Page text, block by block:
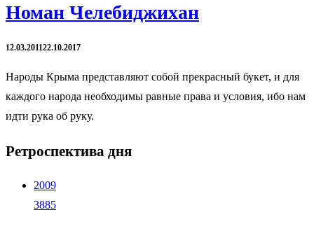
Номан Челебиджихан
12.03.201122.10.2017
Народы Крыма представляют собой прекрасный букет, и для
каждого народа необходимы равные права и условия, ибо нам
идти рука об руку.
Ретроспектива дня
2009
3885